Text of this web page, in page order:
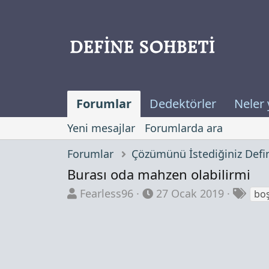
Forumlar Dedektörler Neler
Yeni mesajlar
Forumlarda ara
Forumlar
Burası oda mahzen olabilirmi
K
Fearless96
B
27 Ocak 2019
E